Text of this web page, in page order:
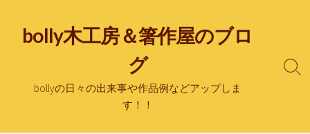
bolly木工房＆箸作屋のブロ
グ
bollyの日々の出来事や作品例などアップしま
す！！